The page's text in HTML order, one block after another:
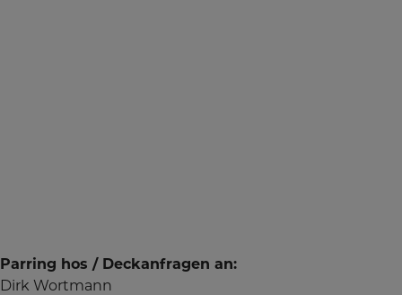
Parring hos / Deckanfragen an:
Dirk Wortmann